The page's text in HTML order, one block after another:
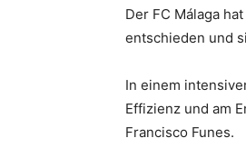
Der FC Málaga
entschieden und
In einem
Effizienz und am
Francisco Funes.